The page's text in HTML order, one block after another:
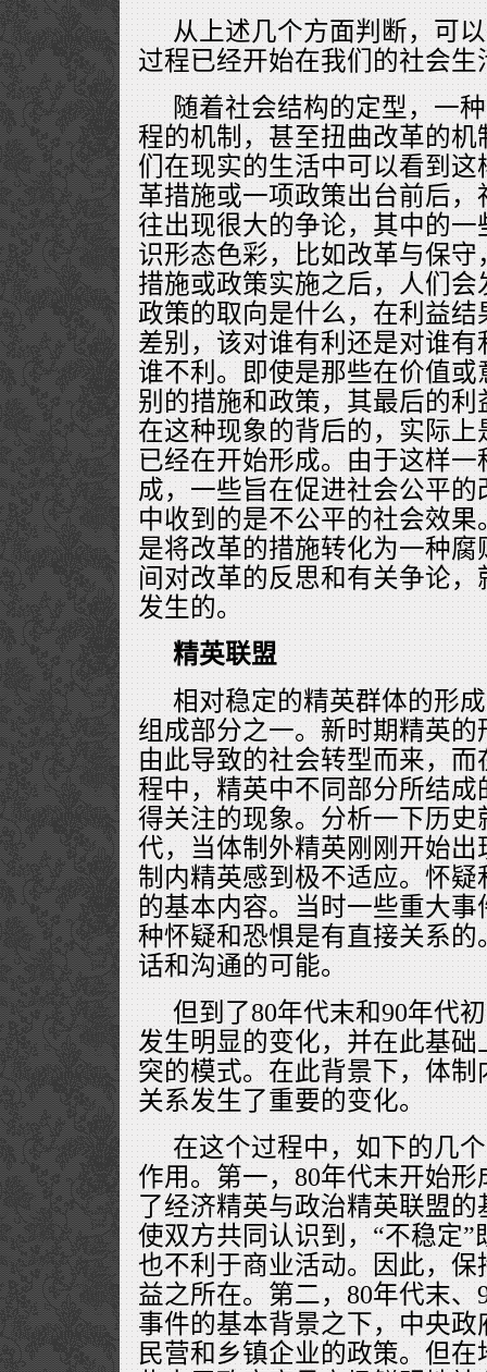
从上述几个方面判断，可
过程已经开始在我们的社会生
随着社会结构的定型，一
程的机制，甚至扭曲改革的
们在现实的生活中可以看到
革措施或一项政策出台前后
往出现很大的争论，其中的
识形态色彩，比如改革与保
措施或政策实施之后，人们
政策的取向是什么，在利益
差别，该对谁有利还是对谁
谁不利。即使是那些在价值
别的措施和政策，其最后的
在这种现象的背后的，实际
已经在开始形成。由于这样
成，一些旨在促进社会公平
中收到的是不公平的社会效
是将改革的措施转化为一种
间对改革的反思和有关争论
发生的。
精英联盟
相对稳定的精英群体的形
组成部分之一。新时期精英
由此导致的社会转型而来，
程中，精英中不同部分所结
得关注的现象。分析一下历史
代，当体制外精英刚刚开始
制内精英感到极不适应。怀
的基本内容。当时一些重大
种怀疑和恐惧是有直接关系
话和沟通的可能。
但到了80年代末和90年代
发生明显的变化，并在此基
突的模式。在此背景下，体
关系发生了重要的变化。
在这个过程中，如下的几
作用。第一，80年代末开始
了经济精英与政治精英联盟
使双方共同认识到，“不稳定
也不利于商业活动。因此，
益之所在。第二，80年代末、
事件的基本背景之下，中央
民营和乡镇企业的政策。但